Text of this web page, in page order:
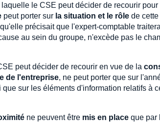
laquelle le CSE peut décider de recourir
peut porter sur la situation et le rôle de
précisait que l'expert-comptable
au sein du groupe, n'excède pas le
peut décider de recourir en vue de la
de l'entreprise, ne peut porter que sur
sur les éléments d'information relatifs à
ne peuvent être mis en place que par